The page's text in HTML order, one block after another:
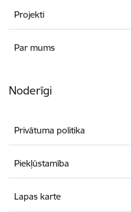
Projekti
Par mums
Noderīgi
Privātuma politika
Piekļūstamība
Lapas karte